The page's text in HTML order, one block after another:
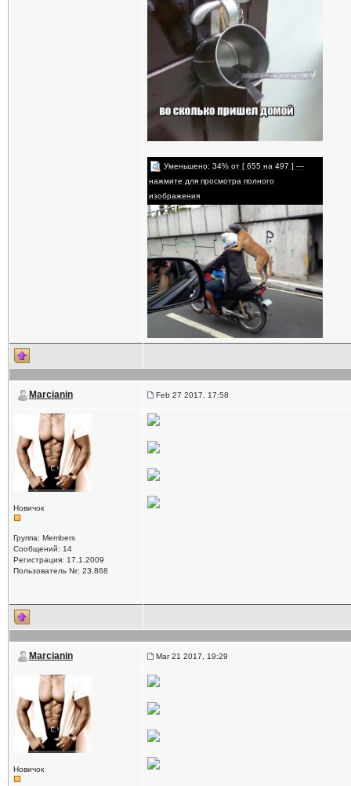
Уменьшено: 34% от [ 655 на 497 ] —
нажмите для просмотра полного
изображения
Marcianin Feb 27 2017, 17:58
Новичок
Группа: Members
Сообщений: 14
Регистрация: 17.1.2009
Пользователь №: 23,868
Marcianin Mar 21 2017, 19:29
Новичок